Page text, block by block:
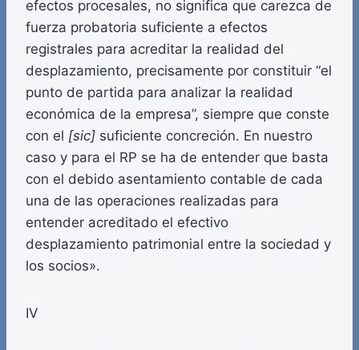
efectos procesales, no significa que carezca de
fuerza probatoria suficiente a efectos
registrales para acreditar la realidad del
desplazamiento, precisamente por constituir “el
punto de partida para analizar la realidad
económica de la empresa”, siempre que conste
con el [sic] suficiente concreción. En nuestro
caso y para el RP se ha de entender que basta
con el debido asentamiento contable de cada
una de las operaciones realizadas para
entender acreditado el efectivo
desplazamiento patrimonial entre la sociedad y
los socios».
IV